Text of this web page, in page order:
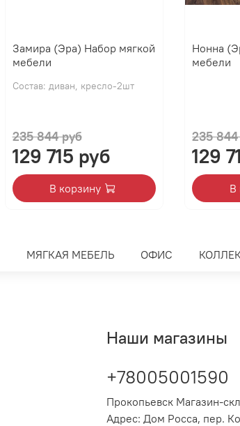
Замира (Эра) Набор мягкой
мебели
Состав: диван, кресло-2шт
235 844 руб
129 715 руб
В корзину
Нонна
мебели
235
129
В
МЯГКАЯ МЕБЕЛЬ ОФИС
Наши магазины
+78005001590
Прокопьевск Магазин-
Адрес: Дом Росса, пер.